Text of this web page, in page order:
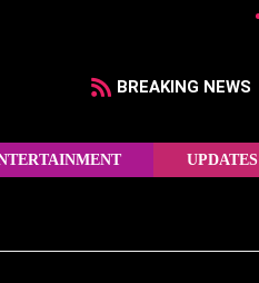
BREAKING NEWS
UPDATES